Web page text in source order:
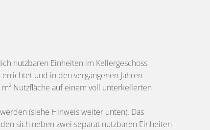
nutzbaren Einheiten im Kellergeschoss
und in den vergangenen Jahren
Nutzfläche auf einem voll unterkellerten
(siehe Hinweis weiter unten). Das
sich neben zwei separat nutzbaren Einheiten